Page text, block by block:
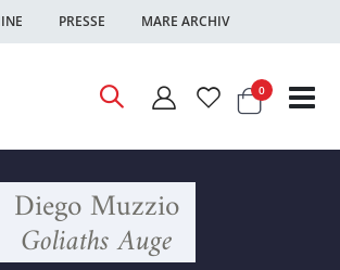
PRESSE MARE ARCHIV
Warenkorb
0Artikel
Diego Muzzio
Goliaths Auge